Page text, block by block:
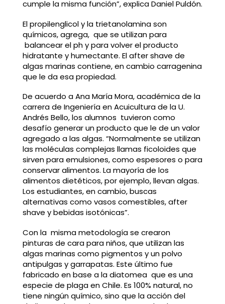
cumple la misma función”, explica Daniel Puldón.
El propilenglicol y la trietanolamina son
químicos, agrega, que se utilizan para
balancear el ph y para volver el producto
hidratante y humectante. El after shave de
algas marinas contiene, en cambio carragenina
que le da esa propiedad.
De acuerdo a Ana María Mora, académica de la
carrera de Ingeniería en Acuicultura de la U.
Andrés Bello, los alumnos tuvieron como
desafío generar un producto que le de un valor
agregado a las algas. “Normalmente se utilizan
las moléculas complejas llamas ficoloides que
sirven para emulsiones, como espesores o para
conservar alimentos. La mayoría de los
alimentos dietéticos, por ejemplo, llevan algas.
Los estudiantes, en cambio, buscas
alternativas como vasos comestibles, after
shave y bebidas isotónicas”.
Con la misma metodología se crearon
pinturas de cara para niños, que utilizan las
algas marinas como pigmentos y un polvo
antipulgas y garrapatas. Este último fue
fabricado en base a la diatomea que es una
especie de plaga en Chile. Es 100% natural, no
tiene ningún químico, sino que la acción del